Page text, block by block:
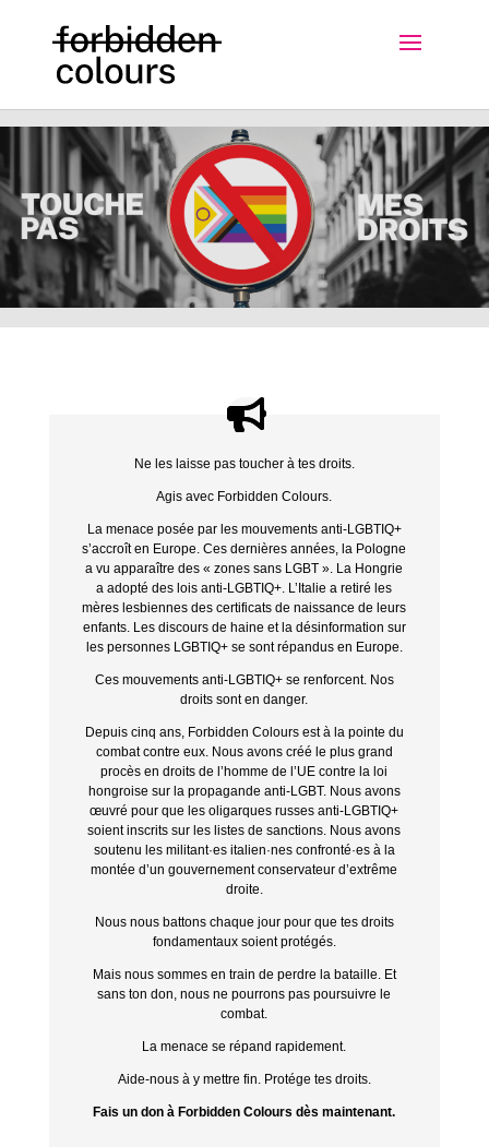
Ne les laisse pas toucher à tes droits.
Agis avec Forbidden Colours.
La menace posée par les mouvements anti-LGBTIQ+
s’accroît en Europe. Ces dernières années, la Pologne
a vu apparaître des « zones sans LGBT ». La Hongrie
a adopté des lois anti-LGBTIQ+. L’Italie a retiré les
mères lesbiennes des certificats de naissance de leurs
enfants. Les discours de haine et la désinformation sur
les personnes LGBTIQ+ se sont répandus en Europe.
Ces mouvements anti-LGBTIQ+ se renforcent. Nos
droits sont en danger.
Depuis cinq ans, Forbidden Colours est à la pointe du
combat contre eux. Nous avons créé le plus grand
procès en droits de l’homme de l’UE contre la loi
hongroise sur la propagande anti-LGBT. Nous avons
œuvré pour que les oligarques russes anti-LGBTIQ+
soient inscrits sur les listes de sanctions. Nous avons
soutenu les militant·es italien·nes confronté·es à la
montée d’un gouvernement conservateur d’extrême
droite.
Nous nous battons chaque jour pour que tes droits
fondamentaux soient protégés.
Mais nous sommes en train de perdre la bataille. Et
sans ton don, nous ne pourrons pas poursuivre le
combat.
La menace se répand rapidement.
Aide-nous à y mettre fin. Protége tes droits.
Fais un don à Forbidden Colours dès maintenant.